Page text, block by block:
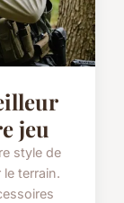
jeu
style de
terrain.